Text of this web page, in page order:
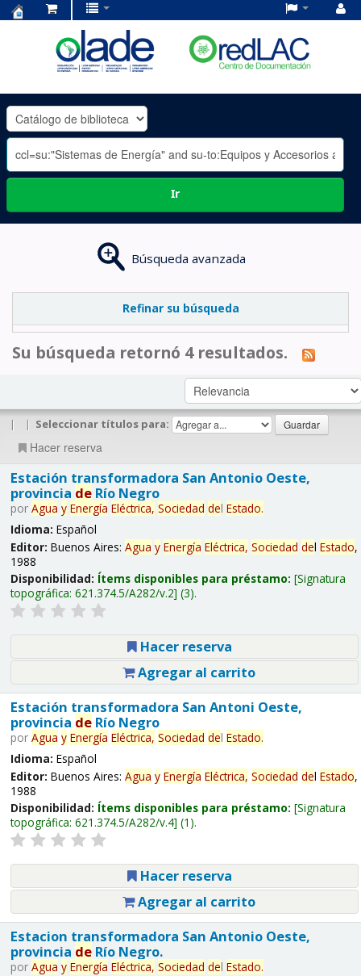
OLADE
-
Ir
Búsqueda avanzada
Refinar su búsqueda
Su búsqueda retornó 4 resultados.
| | Seleccionar títulos para:
Hacer reserva
Estación transformadora San Antonio Oeste,
provincia deRío Negro
por Agua y Energía Eléctrica, Sociedad del Estado.
Idioma: Español
Editor: Buenos Aires: Agua y Energía Eléctrica, Sociedad del Estado,
1988
Disponibilidad: Ítems disponibles para préstamo: Signatura
topográfica: 621.374.5/A282/v.2 (3).
Hacer reserva
Agregar al carrito
Estación transformadora San Antoni Oeste,
provincia deRío Negro
por Agua y Energía Eléctrica, Sociedad del Estado.
Idioma: Español
Editor: Buenos Aires: Agua y Energía Eléctrica, Sociedad del Estado,
1988
Disponibilidad: Ítems disponibles para préstamo: Signatura
topográfica: 621.374.5/A282/v.4 (1).
Hacer reserva
Agregar al carrito
Estacion transformadora San Antonio Oeste,
provincia deRío Negro.
por Agua y Energía Eléctrica, Sociedad del Estado.